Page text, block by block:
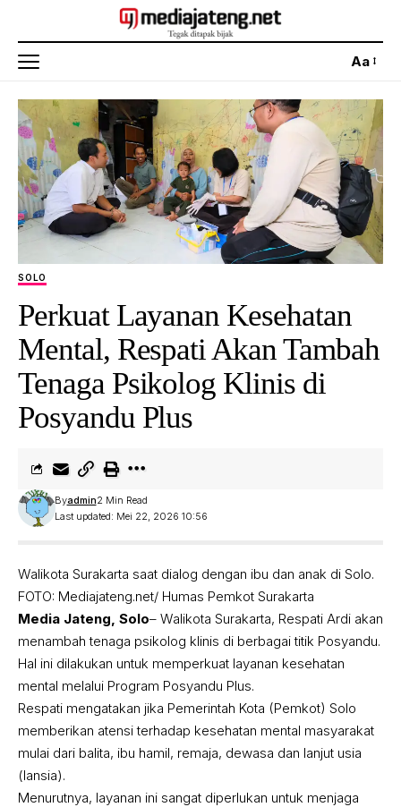
Aa
SOLO
Perkuat Layanan Kesehatan
Mental, Respati Akan Tambah
Tenaga Psikolog Klinis di
Posyandu Plus
Last updated: Mei 22, 2026 10:56
Byadmin2 Min Read
Walikota Surakarta saat dialog dengan ibu dan anak di Solo.
FOTO: Mediajateng.net/ Humas Pemkot Surakarta
Media Jateng, Solo– Walikota Surakarta, Respati Ardi akan
menambah tenaga psikolog klinis di berbagai titik Posyandu.
Hal ini dilakukan untuk memperkuat layanan kesehatan
mental melalui Program Posyandu Plus.
Respati mengatakan jika Pemerintah Kota (Pemkot) Solo
memberikan atensi terhadap kesehatan mental masyarakat
mulai dari balita, ibu hamil, remaja, dewasa dan lanjut usia
(lansia).
Menurutnya, layanan ini sangat diperlukan untuk menjaga